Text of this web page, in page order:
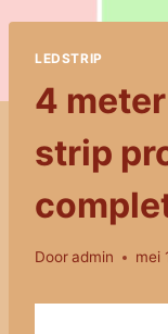
LEDSTRIP
4
strip
Dooradmin mei